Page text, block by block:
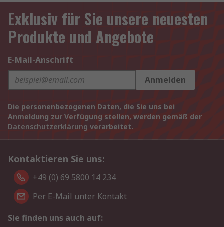
Exklusiv für Sie unsere neuesten
Produkte und Angebote
E-Mail-Anschrift
Anmelden
Die personenbezogenen Daten, die Sie uns bei
Anmeldung zur Verfügung stellen, werden gemäß der
Datenschutzerklärung verarbeitet.
Kontaktieren Sie uns:
+49 (0) 69 5800 14 234
Per E-Mail unter Kontakt
Sie finden uns auch auf: